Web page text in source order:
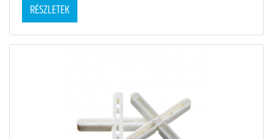
RÉSZLETEK